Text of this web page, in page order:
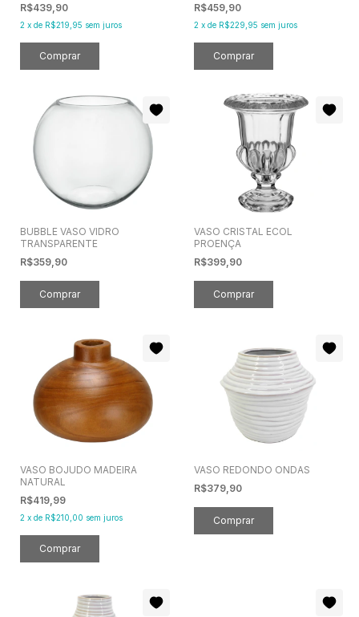
R$439,90
2 x de R$219,95 sem juros
R$459,90
2 x de R$229,95 sem juros
BUBBLE VASO VIDRO
TRANSPARENTE
R$359,90
VASO CRISTAL ECOL
PROENÇA
R$399,90
VASO BOJUDO MADEIRA
NATURAL
R$419,99
2 x de R$210,00 sem juros
VASO REDONDO ONDAS
R$379,90